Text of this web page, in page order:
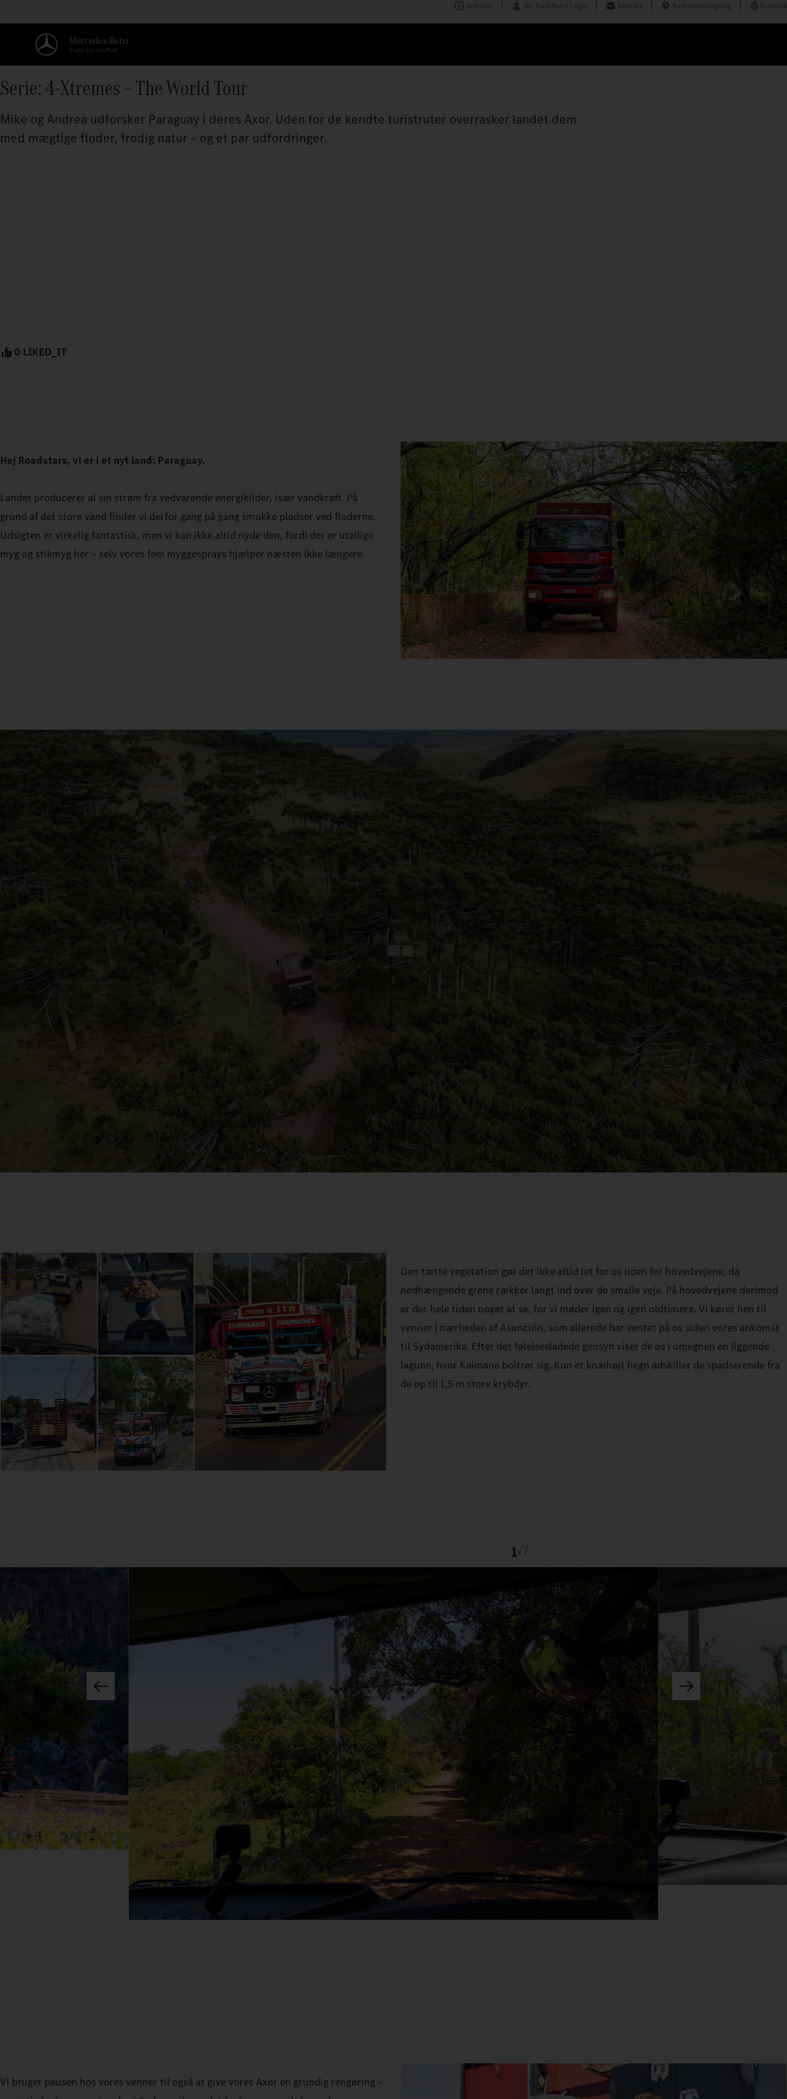
Udbyder My TruckPoint Login Kontakt Forhandlersøgning Danmark
Serie: 4-Xtremes – The World Tour
Mike og Andrea udforsker Paraguay i deres Axor. Uden for de kendte turistruter overrasker landet dem
med mægtige floder, frodig natur – og et par udfordringer.
0 LIKED_IT
Hej Roadstars, vi er i et nyt land: Paraguay.
Landet producerer al sin strøm fra vedvarende energikilder, især vandkraft. På
grund af det store vand finder vi derfor gang på gang smukke pladser ved floderne.
Udsigten er virkelig fantastisk, men vi kan ikke altid nyde den, fordi der er utallige
myg og stikmyg her – selv vores fem myggesprays hjælper næsten ikke længere.
Den tætte vegetation gør det ikke altid let for os uden for hovedvejene, da
nedhængende grene rækker langt ind over de smalle veje. På hovedvejene derimod
er der hele tiden noget at se, for vi møder igen og igen oldtimere. Vi kører hen til
venner i nærheden af Asunción, som allerede har ventet på os siden vores ankomst
til Sydamerika. Efter det følelsesladede gensyn viser de os i omegnen en liggende
lagune, hvor Kaimane boltrer sig. Kun et knæhøjt hegn adskiller de spadserende fra
de op til 1,5 m store krybdyr.
1
Vi bruger pausen hos vores venner til også at give vores Axor en grundig rengøring –